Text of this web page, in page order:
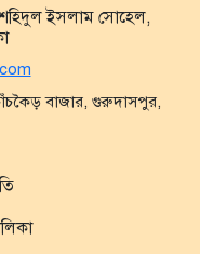
ইসলাম সোহেল,
চাঁচকৈড় বাজার, গুরুদাসপুর,